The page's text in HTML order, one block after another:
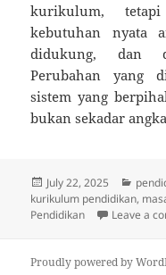
kurikulum,
kebutuhan nyata
didukung, dan
Perubahan yang
sistem yang
bukan sekadar
Posted
on
July 22, 2025
kurikulum pendidikan,
Pendidikan
Leave a
Proudly powered by